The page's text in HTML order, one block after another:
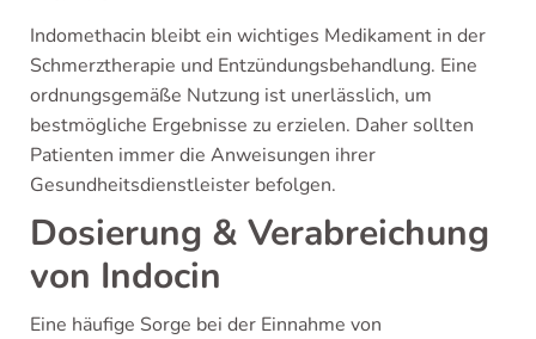
Indomethacin bleibt ein wichtiges Medikament in der
Schmerztherapie und Entzündungsbehandlung. Eine
ordnungsgemäße Nutzung ist unerlässlich, um
bestmögliche Ergebnisse zu erzielen. Daher sollten
Patienten immer die Anweisungen ihrer
Gesundheitsdienstleister befolgen.
Dosierung & Verabreichung
von Indocin
Eine häufige Sorge bei der Einnahme von